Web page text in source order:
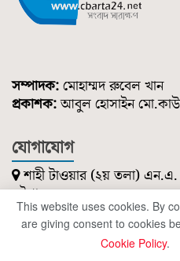
সম্পাদক: মোহাম্মদ রুবেল খান
প্রকাশক:আবুল হোসাইন
যোগাযোগ
শাহী টাওয়ার (২য় তলা)
চট্টগ্রাম।
০১৮৫১ ২১৪ ৭৪৭
cbartanews@gmail.com
This website uses cookies. By
are giving consent to cookies
Cookie Policy.